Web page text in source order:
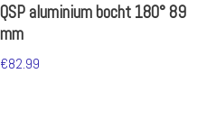
QSP aluminium bocht 180° 89
mm
€82.99